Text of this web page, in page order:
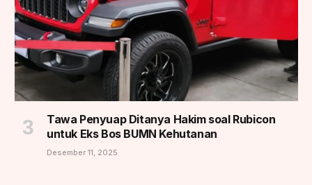
Tawa Penyuap Ditanya Hakim soal Rubicon
untuk Eks Bos BUMN Kehutanan
Desember 11, 2025